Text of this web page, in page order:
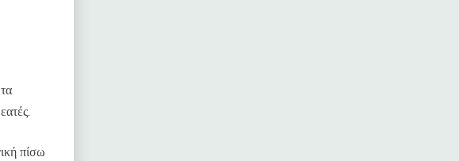
πίσω